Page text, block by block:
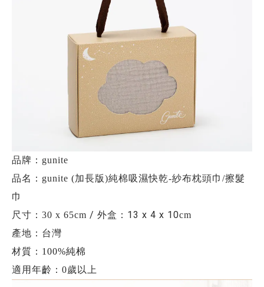
品牌：gunite
品名： gunite (加長版)純棉吸濕快乾-紗布枕頭巾/擦髮
巾
尺寸：30 x 65cm / 外盒：13 x 4 x 10cm
產地：台灣
材質： 100%純棉
適用年齡：0歲以上